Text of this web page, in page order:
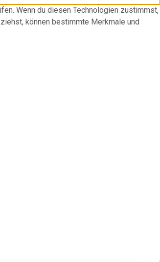
Wenn du diesen Technologien zustimmst,
können bestimmte Merkmale und